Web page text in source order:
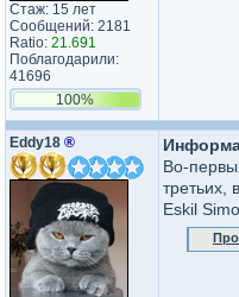
Стаж: 15 лет
Сообщений: 2181
Ratio: 21.691
Поблагодарили:
41696
100%
Eddy18 ®
Во-
третьих,
Eskil